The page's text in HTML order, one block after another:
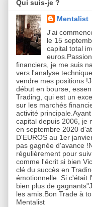
Qui suis-je ?
Mentalist
J'ai
le 15
capital total
financiers, je me suis
vers l'analyse
vendre mes positions
début en bourse,
Trading, qui est un
sur les marchés
activité
capital depuis 2006, je
en septembre 2020
D'EUROS au 1er
pas gagnée d'avance
régulièrement pour
comme l'écrit si bien
clé du succès en
émotionnelle. Si c'était
bien plus de
les amis.Bon Trade à
Mentalist